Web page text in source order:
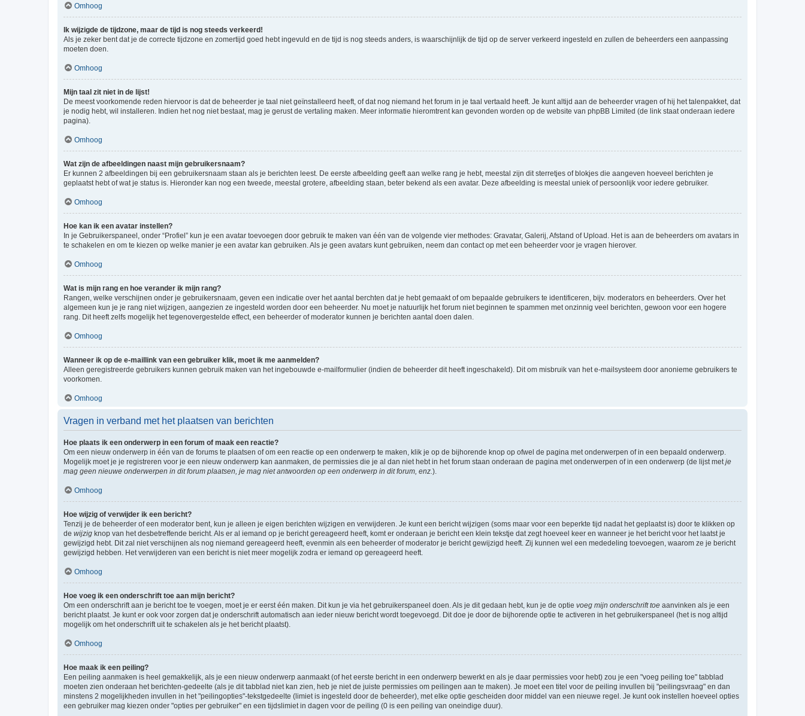
Omhoog
Ik wijzigde de tijdzone, maar de tijd is nog steeds verkeerd!
Als je zeker bent dat je de correcte tijdzone en zomertijd goed hebt ingevuld en de tijd is nog steeds anders, is waarschijnlijk de tijd op de server verkeerd ingesteld en zullen de beheerders een aanpassing
moeten doen.
Omhoog
Mijn taal zit niet in de lijst!
De meest voorkomende reden hiervoor is dat de beheerder je taal niet geïnstalleerd heeft, of dat nog niemand het forum in je taal vertaald heeft. Je kunt altijd aan de beheerder vragen of hij het talenpakket, dat
je nodig hebt, wil installeren. Indien het nog niet bestaat, mag je gerust de vertaling maken. Meer informatie hieromtrent kan gevonden worden op de website van phpBB Limited (de link staat onderaan iedere
pagina).
Omhoog
Wat zijn de afbeeldingen naast mijn gebruikersnaam?
Er kunnen 2 afbeeldingen bij een gebruikersnaam staan als je berichten leest. De eerste afbeelding geeft aan welke rang je hebt, meestal zijn dit sterretjes of blokjes die aangeven hoeveel berichten je
geplaatst hebt of wat je status is. Hieronder kan nog een tweede, meestal grotere, afbeelding staan, beter bekend als een avatar. Deze afbeelding is meestal uniek of persoonlijk voor iedere gebruiker.
Omhoog
Hoe kan ik een avatar instellen?
In je Gebruikerspaneel, onder “Profiel” kun je een avatar toevoegen door gebruik te maken van één van de volgende vier methodes: Gravatar, Galerij, Afstand of Upload. Het is aan de beheerders om avatars in
te schakelen en om te kiezen op welke manier je een avatar kan gebruiken. Als je geen avatars kunt gebruiken, neem dan contact op met een beheerder voor je vragen hierover.
Omhoog
Wat is mijn rang en hoe verander ik mijn rang?
Rangen, welke verschijnen onder je gebruikersnaam, geven een indicatie over het aantal berchten dat je hebt gemaakt of om bepaalde gebruikers te identificeren, bijv. moderators en beheerders. Over het
algemeen kun je je rang niet wijzigen, aangezien ze ingesteld worden door een beheerder. Nu moet je natuurlijk het forum niet beginnen te spammen met onzinnig veel berichten, gewoon voor een hogere
rang. Dit heeft zelfs mogelijk het tegenovergestelde effect, een beheerder of moderator kunnen je berichten aantal doen dalen.
Omhoog
Wanneer ik op de e-maillink van een gebruiker klik, moet ik me aanmelden?
Alleen geregistreerde gebruikers kunnen gebruik maken van het ingebouwde e-mailformulier (indien de beheerder dit heeft ingeschakeld). Dit om misbruik van het e-mailsysteem door anonieme gebruikers te
voorkomen.
Omhoog
Vragen in verband met het plaatsen van berichten
Hoe plaats ik een onderwerp in een forum of maak een reactie?
Om een nieuw onderwerp in één van de forums te plaatsen of om een reactie op een onderwerp te maken, klik je op de bijhorende knop op ofwel de pagina met onderwerpen of in een bepaald onderwerp.
Mogelijk moet je je registreren voor je een nieuw onderwerp kan aanmaken, de permissies die je al dan niet hebt in het forum staan onderaan de pagina met onderwerpen of in een onderwerp (de lijst metje
mag geen nieuwe onderwerpen in dit forum plaatsen, je mag niet antwoorden op een onderwerp in dit forum, enz.).
Omhoog
Hoe wijzig of verwijder ik een bericht?
Tenzij je de beheerder of een moderator bent, kun je alleen je eigen berichten wijzigen en verwijderen. Je kunt een bericht wijzigen (soms maar voor een beperkte tijd nadat het geplaatst is) door te klikken op
de wijzig knop van het desbetreffende bericht. Als er al iemand op je bericht gereageerd heeft, komt er onderaan je bericht een klein tekstje dat zegt hoeveel keer en wanneer je het bericht voor het laatst je
gewijzigd hebt. Dit zal niet verschijnen als nog niemand gereageerd heeft, evenmin als een beheerder of moderator je bericht gewijzigd heeft. Zij kunnen wel een mededeling toevoegen, waarom ze je bericht
gewijzigd hebben. Het verwijderen van een bericht is niet meer mogelijk zodra er iemand op gereageerd heeft.
Omhoog
Hoe voeg ik een onderschrift toe aan mijn bericht?
Om een onderschrift aan je bericht toe te voegen, moet je er eerst één maken. Dit kun je via het gebruikerspaneel doen. Als je dit gedaan hebt, kun je de optie voeg mijn onderschrift toe aanvinken als je een
bericht plaatst. Je kunt er ook voor zorgen dat je onderschrift automatisch aan ieder nieuw bericht wordt toegevoegd. Dit doe je door de bijhorende optie te activeren in het gebruikerspaneel (het is nog altijd
mogelijk om het onderschrift uit te schakelen als je het bericht plaatst).
Omhoog
Hoe maak ik een peiling?
Een peiling aanmaken is heel gemakkelijk, als je een nieuw onderwerp aanmaakt (of het eerste bericht in een onderwerp bewerkt en als je daar permissies voor hebt) zou je een "voeg peiling toe" tabblad
moeten zien onderaan het berichten-gedeelte (als je dit tabblad niet kan zien, heb je niet de juiste permissies om peilingen aan te maken). Je moet een titel voor de peiling invullen bij "peilingsvraag" en dan
minstens 2 mogelijkheden invullen in het "peilingopties"-tekstgedeelte (limiet is ingesteld door de beheerder), met elke optie gescheiden door middel van een nieuwe regel. Je kunt ook instellen hoeveel opties
een gebruiker mag kiezen onder "opties per gebruiker" en een tijdslimiet in dagen voor de peiling (0 is een peiling van oneindige duur).